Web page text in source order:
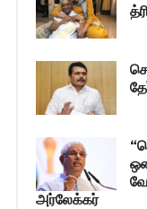
அர்லேக்கர்